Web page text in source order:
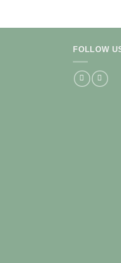
FOLLOW